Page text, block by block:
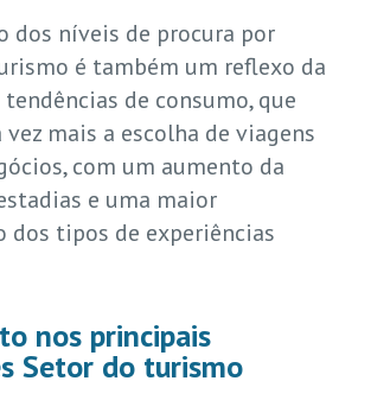
dos níveis de procura por
é também um reflexo da
de consumo, que
mais a escolha de viagens
com um aumento da
e uma maior
dos tipos de experiências
nos principais
Setor do turismo